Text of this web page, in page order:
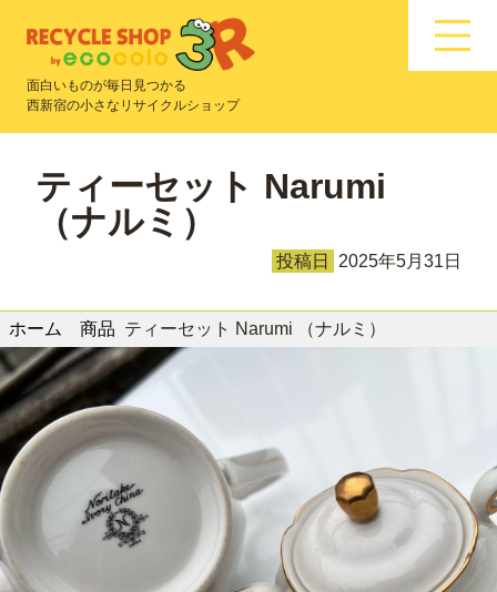
面白いものが毎日見つかる
西新宿の小さなリサイクルショップ
ティーセット Narumi
（ナルミ）
投稿日 2025年5月31日
ホーム 商品 ティーセット Narumi （ナルミ）